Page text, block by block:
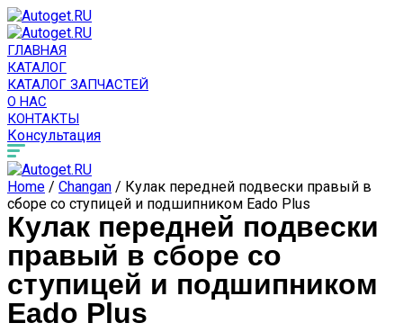
ГЛАВНАЯ
КАТАЛОГ
КАТАЛОГ ЗАПЧАСТЕЙ
О НАС
КОНТАКТЫ
Консультация
Home / Changan / Кулак передней подвески правый в
сборе со ступицей и подшипником Eado Plus
Кулак передней подвески
правый в сборе со
ступицей и подшипником
Eado Plus